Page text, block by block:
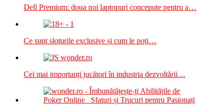
Dell Premium: doua noi laptopuri concepute pentru a…
Ce sunt sloturile exclusive și cum le poți…
Cei mai importanți jucători în industria dezvoltării…